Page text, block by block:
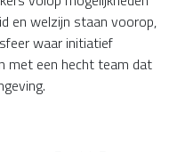
en welzijn staan voorop,
waar initiatief
met een hecht team dat